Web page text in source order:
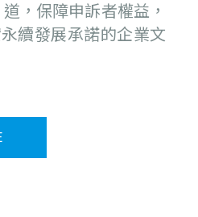
，保障申訴者權益，
續發展承諾的企業文